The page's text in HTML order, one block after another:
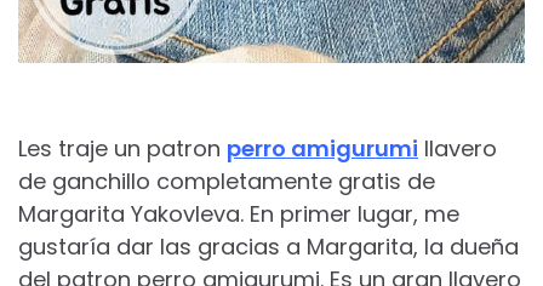
Les traje un patron perro amigurumi llavero
de ganchillo completamente gratis de
Margarita Yakovleva. En primer lugar, me
gustaría dar las gracias a Margarita, la dueña
del patron perro amigurumi. Es un gran llavero